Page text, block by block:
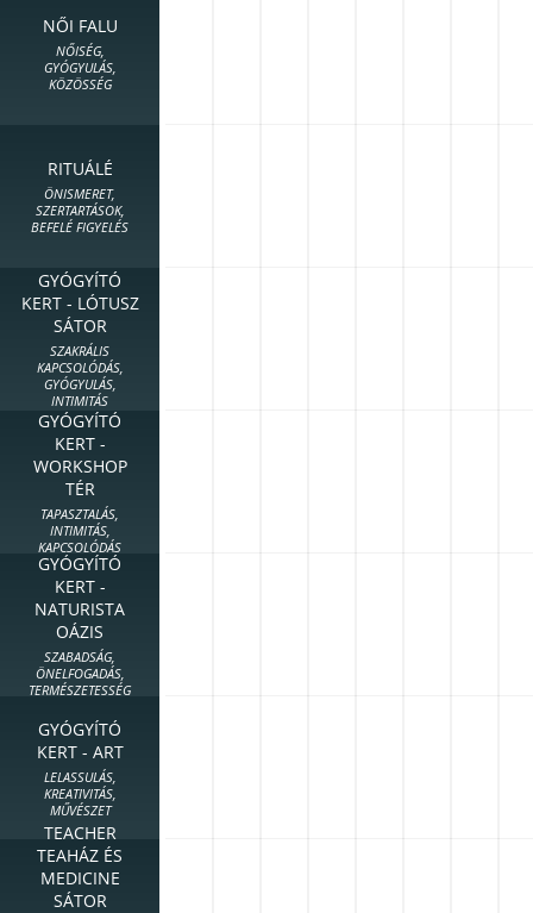
NŐI FALU
NŐISÉG,
GYÓGYULÁS,
KÖZÖSSÉG
RITUÁLÉ
ÖNISMERET,
SZERTARTÁSOK,
BEFELÉ FIGYELÉS
GYÓGYÍTÓ
KERT - LÓTUSZ
SÁTOR
SZAKRÁLIS
KAPCSOLÓDÁS,
GYÓGYULÁS,
INTIMITÁS
GYÓGYÍTÓ
KERT -
WORKSHOP
TÉR
TAPASZTALÁS,
INTIMITÁS,
KAPCSOLÓDÁS
GYÓGYÍTÓ
KERT -
NATURISTA
OÁZIS
SZABADSÁG,
ÖNELFOGADÁS,
TERMÉSZETESSÉG
GYÓGYÍTÓ
KERT - ART
LELASSULÁS,
KREATIVITÁS,
MŰVÉSZET
TEACHER
TEAHÁZ ÉS
MEDICINE
SÁTOR